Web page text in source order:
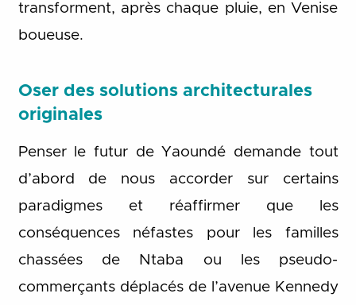
transforment, après chaque pluie, en Venise
boueuse.
Oser des solutions architecturales
originales
Penser le futur de Yaoundé demande tout
d’abord de nous accorder sur certains
paradigmes et réaffirmer que les
conséquences néfastes pour les familles
chassées de Ntaba ou les pseudo-
commerçants déplacés de l’avenue Kennedy